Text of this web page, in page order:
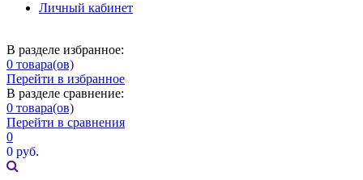
Личный кабинет
В разделе избранное:
0 товара(ов)
Перейти в избранное
В разделе сравнение:
0 товара(ов)
Перейти в сравнения
0
0 руб.